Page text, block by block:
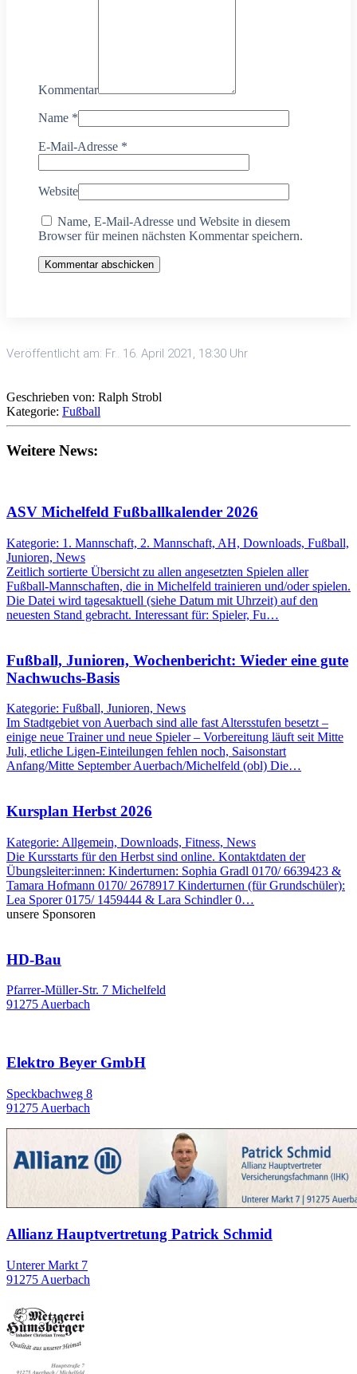
Kommentar
Name *
E-Mail-Adresse *
Website
Name, E-Mail-Adresse und Website in diesem
Browser für meinen nächsten Kommentar speichern.
Kommentar abschicken
Veröffentlicht am: Fr.. 16. April 2021, 18:30 Uhr
Geschrieben von: Ralph Strobl
Kategorie: Fußball
Weitere News:
ASV Michelfeld Fußballkalender 2026
Kategorie: 1. Mannschaft, 2. Mannschaft, AH, Downloads, Fußball,
Junioren, News
Zeitlich sortierte Übersicht zu allen angesetzten Spielen aller
Fußball-Mannschaften, die in Michelfeld trainieren und/oder spielen.
Die Datei wird tagesaktuell (siehe Datum mit Uhrzeit) auf den
neuesten Stand gebracht. Interessant für: Spieler, Fu…
Fußball, Junioren, Wochenbericht: Wieder eine gute
Nachwuchs-Basis
Kategorie: Fußball, Junioren, News
Im Stadtgebiet von Auerbach sind alle fast Altersstufen besetzt –
einige neue Trainer und neue Spieler – Vorbereitung läuft seit Mitte
Juli, etliche Ligen-Einteilungen fehlen noch, Saisonstart
Anfang/Mitte September Auerbach/Michelfeld (obl) Die…
Kursplan Herbst 2026
Kategorie: Allgemein, Downloads, Fitness, News
Die Kursstarts für den Herbst sind online. Kontaktdaten der
Übungsleiter:innen: Kinderturnen: Sophia Gradl 0170/ 6639423 &
Tamara Hofmann 0170/ 2678917 Kinderturnen (für Grundschüler):
Lea Sporer 0175/ 1459444 & Lara Schindler 0…
unsere Sponsoren
HD-Bau
Pfarrer-Müller-Str. 7 Michelfeld
91275 Auerbach
Elektro Beyer GmbH
Speckbachweg 8
91275 Auerbach
Allianz Hauptvertretung Patrick Schmid
Unterer Markt 7
91275 Auerbach